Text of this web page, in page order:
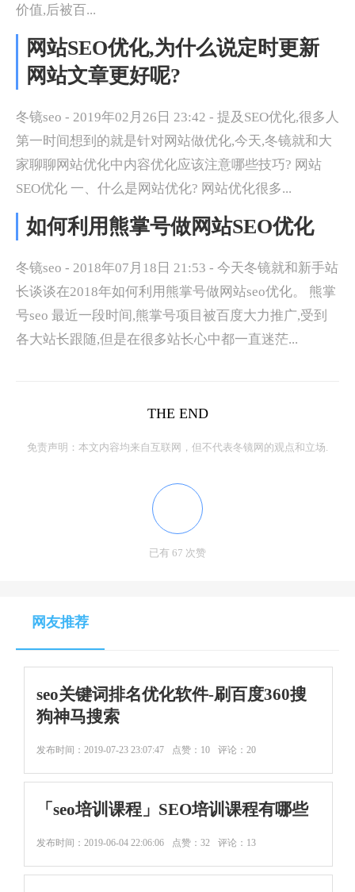
价值,后被百...
网站SEO优化,为什么说定时更新
网站文章更好呢?
冬镜seo - 2019年02月26日 23:42 - 提及SEO优化,很多人
第一时间想到的就是针对网站做优化,今天,冬镜就和大
家聊聊网站优化中内容优化应该注意哪些技巧? 网站
SEO优化 一、什么是网站优化? 网站优化很多...
如何利用熊掌号做网站SEO优化
冬镜seo - 2018年07月18日 21:53 - 今天冬镜就和新手站
长谈谈在2018年如何利用熊掌号做网站seo优化。 熊掌
号seo 最近一段时间,熊掌号项目被百度大力推广,受到
各大站长跟随,但是在很多站长心中都一直迷茫...
THE END
免责声明：本文内容均来自互联网，但不代表冬镜网的观点和立场.
已有 67 次赞
网友推荐
seo关键词排名优化软件-刷百度360搜
狗神马搜索
发布时间： 2019-07-23 23:07:47 点赞：10 评论：20
「seo培训课程」SEO培训课程有哪些
发布时间： 2019-06-04 22:06:06 点赞：32 评论：13